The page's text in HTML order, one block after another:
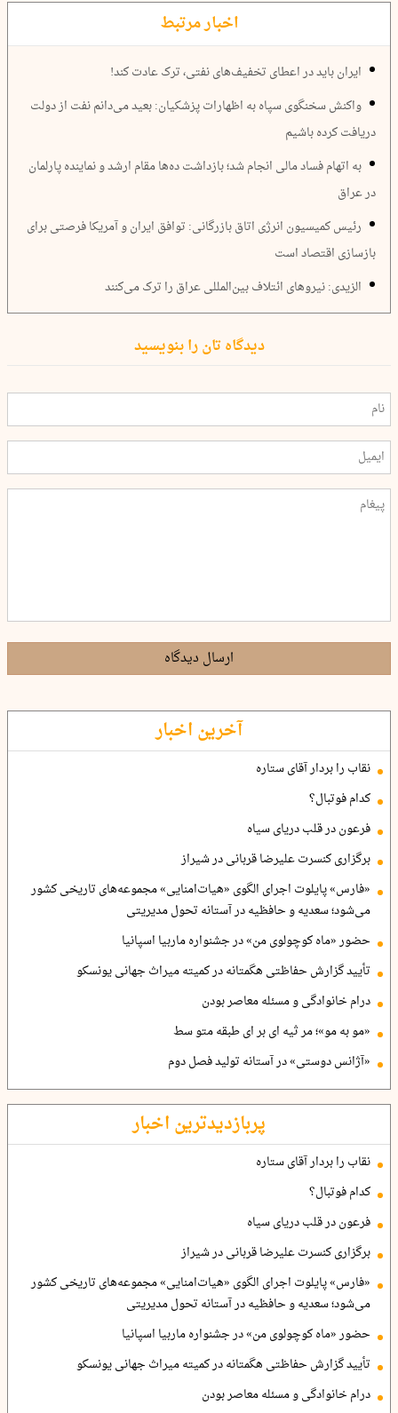
اخبار مرتبط
ایران باید در اعطای تخفیف‌های نفتی، ترک عادت کند!
واکنش سخنگوی سپاه به اظهارات پزشکیان: بعید می‌دانم نفت از دولت
دریافت کرده باشیم
به اتهام فساد مالی انجام شد؛ بازداشت ده‌‌ها مقام ارشد و نماینده پارلمان
در عراق
رئیس کمیسیون انرژی اتاق بازرگانی: توافق ایران و آمریکا فرصتی برای
بازسازی اقتصاد است
الزیدی: نیروهای ائتلاف بین‌المللی عراق را ترک می‌کنند
دیدگاه تان را بنویسید
ارسال دیدگاه
آخرین اخبار
نقاب را بردار آقای ستاره
کدام فوتبال؟
فرعون در قلب دریای سیاه
برگزاری کنسرت علیرضا قربانی در شیراز
«فارس» پایلوت اجرای الگوی «هیات‌امنایی» مجموعه‌های تاریخی کشور
می‌شود؛ سعدیه و حافظیه در آستانه تحول مدیریتی
حضور «ماه کوچولوی من» در جشنواره ماربیا اسپانیا
تأیید گزارش حفاظتی هگمتانه در کمیته میراث جهانی یونسکو
درام خانوادگی و مسئله معاصر بودن
«مو به مو»؛ مر ثیه ای بر ای طبقه متو سط
«آژانس دوستی» در آستانه تولید فصل دوم
پربازدیدترین اخبار
نقاب را بردار آقای ستاره
کدام فوتبال؟
فرعون در قلب دریای سیاه
برگزاری کنسرت علیرضا قربانی در شیراز
«فارس» پایلوت اجرای الگوی «هیات‌امنایی» مجموعه‌های تاریخی کشور
می‌شود؛ سعدیه و حافظیه در آستانه تحول مدیریتی
حضور «ماه کوچولوی من» در جشنواره ماربیا اسپانیا
تأیید گزارش حفاظتی هگمتانه در کمیته میراث جهانی یونسکو
درام خانوادگی و مسئله معاصر بودن